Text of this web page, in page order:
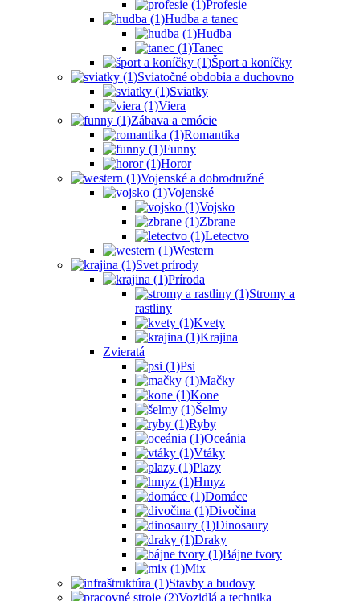
Profesie
Hudba a tanec
Hudba
Tanec
Šport a koníčky
Sviatočné obdobia a duchovno
Sviatky
Viera
Zábava a emócie
Romantika
Funny
Horor
Vojenské a dobrodružné
Vojenské
Vojsko
Zbrane
Letectvo
Western
Svet prírody
Príroda
Stromy a
rastliny
Kvety
Krajina
Zvieratá
Psi
Mačky
Kone
Šelmy
Ryby
Oceánia
Vtáky
Plazy
Hmyz
Domáce
Divočina
Dinosaury
Draky
Bájne tvory
Mix
Stavby a budovy
Vozidlá a technika